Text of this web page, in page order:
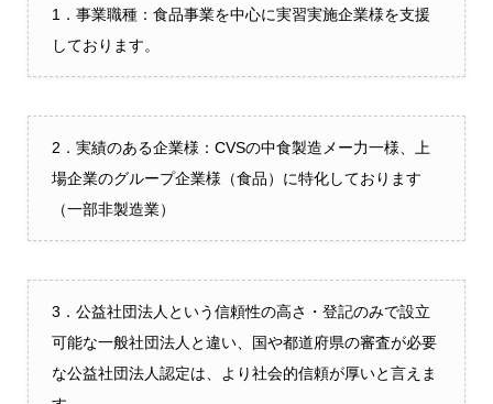
1．事業職種：食品事業を中心に実習実施企業様を支援
しております。
2．実績のある企業様：CVSの中食製造メー力一様、上
場企業のグループ企業様（食品）に特化しております
（一部非製造業）
3．公益社団法人という信頼性の高さ・登記のみで設立
可能な一般社団法人と違い、国や都道府県の審査が必要
な公益社団法人認定は、より社会的信頼が厚いと言えま